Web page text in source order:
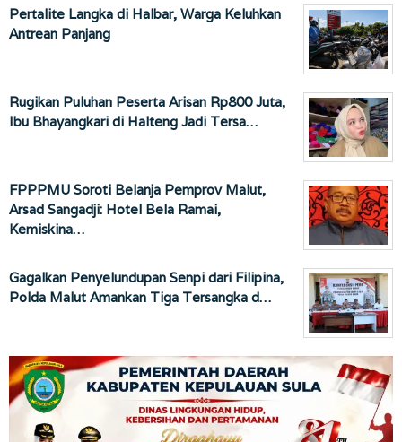
Pertalite Langka di Halbar, Warga Keluhkan
Antrean Panjang
Rugikan Puluhan Peserta Arisan Rp800 Juta,
Ibu Bhayangkari di Halteng Jadi Tersa…
FPPPMU Soroti Belanja Pemprov Malut,
Arsad Sangadji: Hotel Bela Ramai,
Kemiskina…
Gagalkan Penyelundupan Senpi dari Filipina,
Polda Malut Amankan Tiga Tersangka d…